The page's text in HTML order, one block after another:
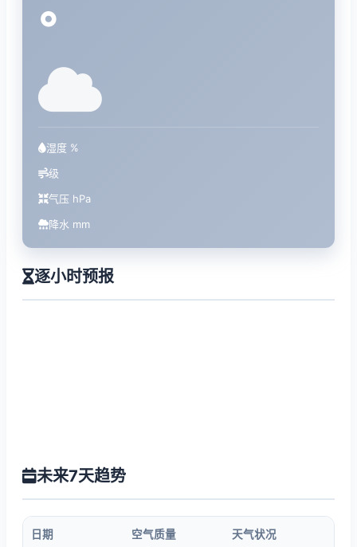
°
湿度 %
级
气压 hPa
降水 mm
逐小时预报
未来7天趋势
日期 空气质量
天气状况